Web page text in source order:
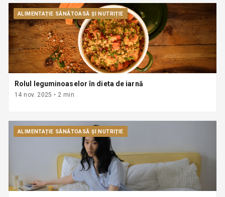
ALIMENTAȚIE SĂNĂTOASĂ ȘI NUTRIȚIE
Rolul leguminoaselor în dieta de iarnă
14 nov. 2025 • 2 min
ALIMENTAȚIE SĂNĂTOASĂ ȘI NUTRIȚIE